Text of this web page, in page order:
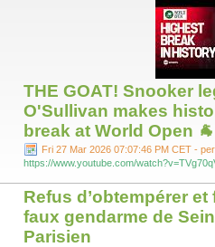
THE GOAT! Snooker
O'Sullivan makes
break at World Open
Fri 27 Mar 2026 07:07:46 PM CET -
https://www.youtube.com/
Refus d’obtempérer
faux gendarme de
Parisien